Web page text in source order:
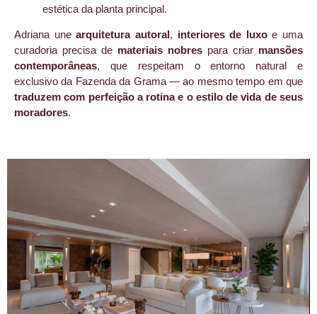
estética da planta principal.
Adriana unearquitetura autoral, interiores de luxoe uma
curadoria precisa de materiais nobres para criar mansões
contemporâneas, que respeitam o entorno natural e
exclusivo da Fazenda da Grama — ao mesmo tempo em que
traduzem com perfeição a rotina e o estilo de vida de seus
moradores.